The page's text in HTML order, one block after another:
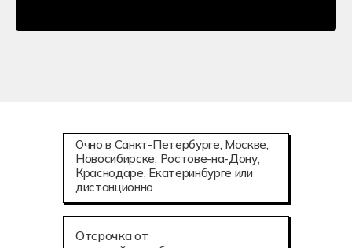
Отсрочка от
Очно в Санкт-Петербурге, Москве,
Новосибирске, Ростове-на-Дону,
Краснодаре, Екатеринбурге или
дистанционно